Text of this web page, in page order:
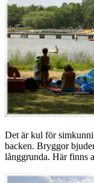
Det är kul för
backen. Bryggor
långgrunda. Här finns